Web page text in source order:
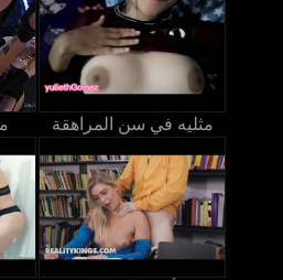
مثليه في سن المراهقة